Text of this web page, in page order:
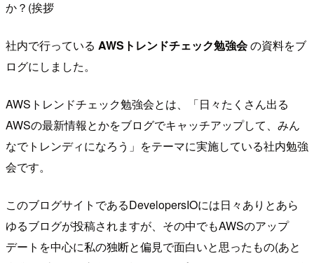
か？(挨拶
社内で行っている AWSトレンドチェック勉強会の資料をブ
ログにしました。
AWSトレンドチェック勉強会とは、「日々たくさん出る
AWSの最新情報とかをブログでキャッチアップして、みん
なでトレンディになろう」をテーマに実施している社内勉強
会です。
このブログサイトであるDevelopersIOには日々ありとあら
ゆるブログが投稿されますが、その中でもAWSのアップ
デートを中心に私の独断と偏見で面白いと思ったもの(あと